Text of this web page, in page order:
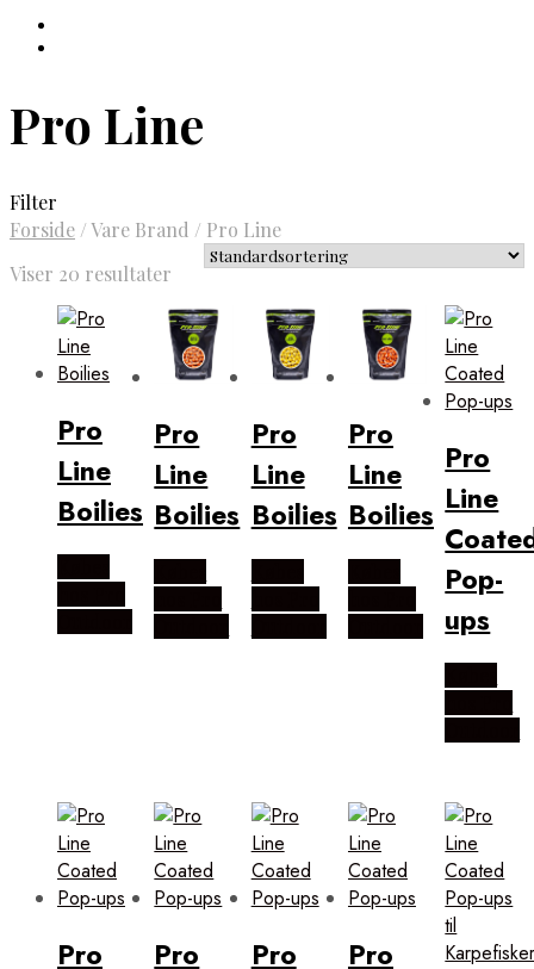
Pro Line
Filter
Forside /Vare Brand / Pro Line
Viser 20 resultater
Pro
Line
Boilies
Pro
Line
Boilies
Pro
Line
Boilies
Pro
Line
Boilies
Pro
Line
Pop-
ups
Pro
Pro
Pro
Pro